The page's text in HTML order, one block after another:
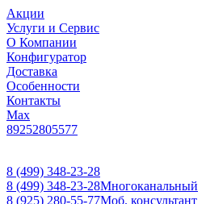
Акции
Услуги и Сервис
О Компании
Конфигуратор
Доставка
Особенности
Контакты
Max
89252805577
8 (499) 348-23-28
8 (499) 348-23-28Многоканальный
8 (925) 280-55-77Моб. консультант